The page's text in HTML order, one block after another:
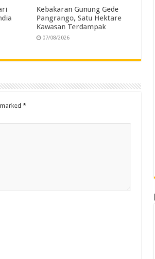
Kebakaran Gunung Gede
Pangrango, Satu Hektare
Kawasan Terdampak
07/08/2026
*